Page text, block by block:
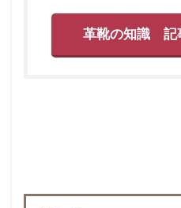
革靴の知識 記